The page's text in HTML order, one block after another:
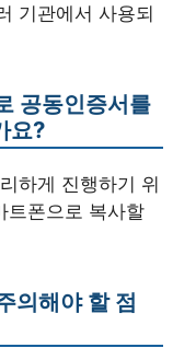
기관에서 사용되
공동인증서를
요?
하게 진행하기 위
트폰으로 복사할
의해야 할 점